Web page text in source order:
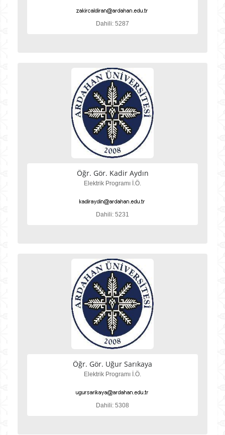
Dahili: 5287
Öğr. Gör. Kadir Aydın
Elektrik Programı İ.Ö.
Dahili: 5231
Öğr. Gör. Uğur Sarıkaya
Elektrik Programı İ.Ö.
Dahili: 5308